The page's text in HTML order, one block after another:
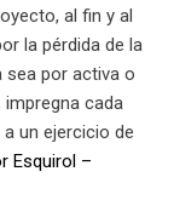
al fin y al
la pérdida de la
sea por activa o
cada
un ejercicio de
Esquirol –